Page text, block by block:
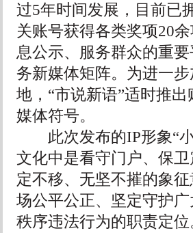
过5年时间发展，目前已
关账号获得各类奖项20
息公示、服务群众的重
务新媒体矩阵。为进一
地，“市说新语”适时推
媒体符号。
此次发布的IP形象“小
文化中是看守门户、保
定不移、无坚不摧的象
场公平公正、坚定守护
秩序违法行为的职责定位